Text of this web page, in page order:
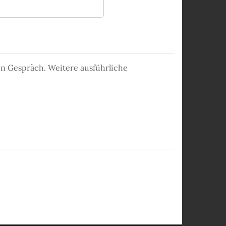
Gespräch. Weitere ausführliche